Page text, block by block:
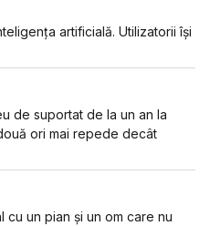
artificială. Utilizatorii își
de suportat de la un an la
ori mai repede decât
cu un pian și un om care nu